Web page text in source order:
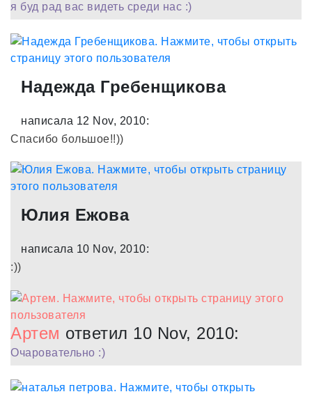
я буд рад вас видеть среди нас :)
Надежда Гребенщикова
написала 12 Nov, 2010:
Спасибо большое!!))
Юлия Ежова
написала 10 Nov, 2010:
:))
Артем ответил 10 Nov, 2010:
Очаровательно :)